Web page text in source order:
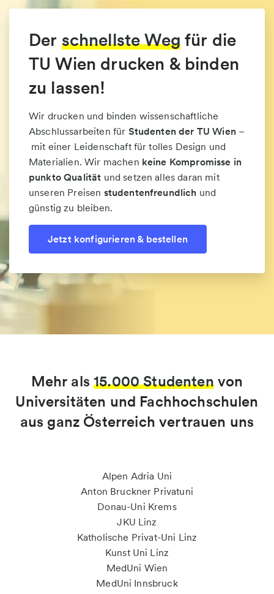
Der schnellste Wegfür die
TU Wien drucken & binden
zu lassen!
Wir drucken und binden wissenschaftliche
Abschlussarbeiten für Studenten der TU Wien–
mit einer Leidenschaft für tolles Design und
Materialien. Wir machen keine Kompromisse in
punkto Qualität und setzen alles daran mit
unseren Preisen studentenfreundlich und
günstig zu bleiben.
Jetzt konfigurieren & bestellen
Mehr als15.000 Studentenvon
Universitäten und Fachhochschulen
aus ganz Österreich vertrauen uns
Alpen Adria Uni
Anton Bruckner Privatuni
Donau-Uni Krems
JKU Linz
Katholische Privat-Uni Linz
Kunst Uni Linz
MedUni Wien
MedUni Innsbruck